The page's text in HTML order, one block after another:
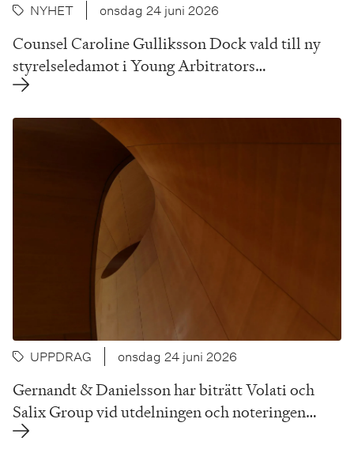
NYHET onsdag 24 juni 2026
Counsel Caroline Gulliksson Dock vald till ny
styrelseledamot i Young Arbitrators…
UPPDRAG onsdag 24 juni 2026
Gernandt & Danielsson har biträtt Volati och
Salix Group vid utdelningen och noteringen…